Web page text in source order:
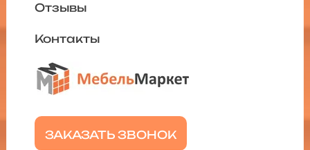
ЗАКАЗАТЬ ЗВОНОК
Отзывы
Контакты